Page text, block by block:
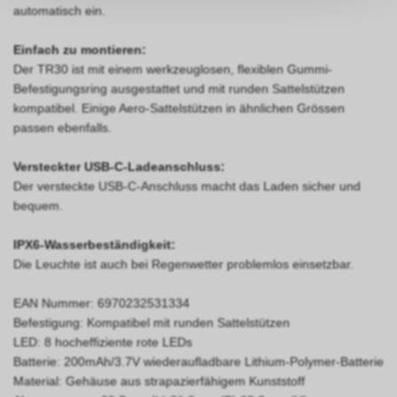
automatisch ein.
Einfach zu montieren:
Der TR30 ist mit einem werkzeuglosen, flexiblen Gummi-
Befestigungsring ausgestattet und mit runden Sattelstützen
kompatibel. Einige Aero-Sattelstützen in ähnlichen Grössen
passen ebenfalls.
Versteckter USB-C-Ladeanschluss:
Der versteckte USB-C-Anschluss macht das Laden sicher und
bequem.
IPX6-Wasserbeständigkeit:
Die Leuchte ist auch bei Regenwetter problemlos einsetzbar.
EAN Nummer: 6970232531334
Befestigung: Kompatibel mit runden Sattelstützen
LED: 8 hocheffiziente rote LEDs
Batterie: 200mAh/3.7V wiederaufladbare Lithium-Polymer-Batterie
Material: Gehäuse aus strapazierfähigem Kunststoff
Bereitstellung der Dienste des
Shops sowie für den
ordnungsgemäßen Betrieb
unbedingt erforderlich, daher ist
ermöglichen es dem Benutzer,
durch unsere Website zu
Dienste zu nutzen, die auf
dieser vorhanden sind.
Sie sind diejenigen, die
Informationen über die
Anzeigen sammeln, die den
angezeigt werden. Sie können
anonym sein, wenn sie nur
Informationen über die
angezeigten Werbeflächen
sammeln, ohne den Benutzer zu